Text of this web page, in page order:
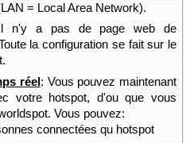
= Local Area Network).
Il n'y a pas de page web de
la configuration se fait sur le
réel : Vous pouvez maintenant
votre hotspot, d'ou que vous
Vous pouvez:
connectées qu hotspot